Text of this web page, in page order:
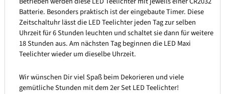
Batterie. Besonders praktisch ist der eingebaute Timer. Diese
Zeitschaltuhr lässt die LED Teelichter jeden Tag zur selben
Uhrzeit für 6 Stunden leuchten und schaltet sie dann für weitere
18 Stunden aus. Am nächsten Tag beginnen die LED Maxi
Teelichter wieder um dieselbe Uhrzeit.
Wir wünschen Dir viel Spaß beim Dekorieren und viele
gemütliche Stunden mit dem 2er Set LED Teelichter!